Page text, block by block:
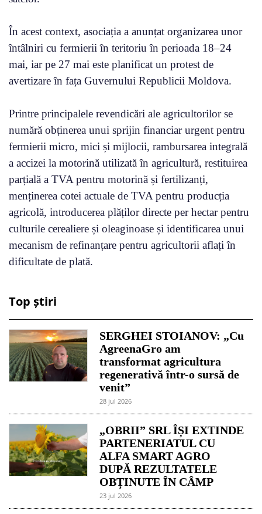
În acest context, asociația a anunțat organizarea unor
întâlniri cu fermierii în teritoriu în perioada 18–24
mai, iar pe 27 mai este planificat un protest de
avertizare în fața Guvernului Republicii Moldova.
Printre principalele revendicări ale agricultorilor se
numără obținerea unui sprijin financiar urgent pentru
fermierii micro, mici și mijlocii, rambursarea integrală
a accizei la motorină utilizată în agricultură, restituirea
parțială a TVA pentru motorină și fertilizanți,
menținerea cotei actuale de TVA pentru producția
agricolă, introducerea plăților directe per hectar pentru
culturile cerealiere și oleaginoase și identificarea unui
mecanism de refinanțare pentru agricultorii aflați în
dificultate de plată.
Top știri
SERGHEI STOIANOV: „Cu
AgreenaGro am
transformat agricultura
regenerativă într-o sursă de
venit”
28 jul 2026
„OBRII” SRL ÎȘI EXTINDE
PARTENERIATUL CU
ALFA SMART AGRO
DUPĂ REZULTATELE
OBȚINUTE ÎN CÂMP
23 jul 2026